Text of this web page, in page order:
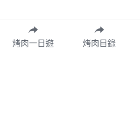
烤肉一日遊 烤肉目錄